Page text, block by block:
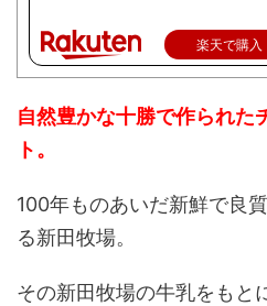
楽天で購入
自然豊かな十勝で作られた
ト。
100年ものあいだ新鮮で良
る新田牧場。
その新田牧場の牛乳をもと